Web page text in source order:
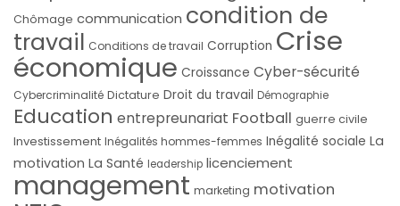
Chômage communication condition de
travail Conditions de travail Corruption Crise
économique Croissance Cyber-sécurité
Cybercriminalité Dictature Droit du travail Démographie
Education entrepreunariat Football guerre civile
Investissement Inégalités hommes-femmes Inégalité sociale La
motivation La Santé leadership licenciement
management marketing motivation